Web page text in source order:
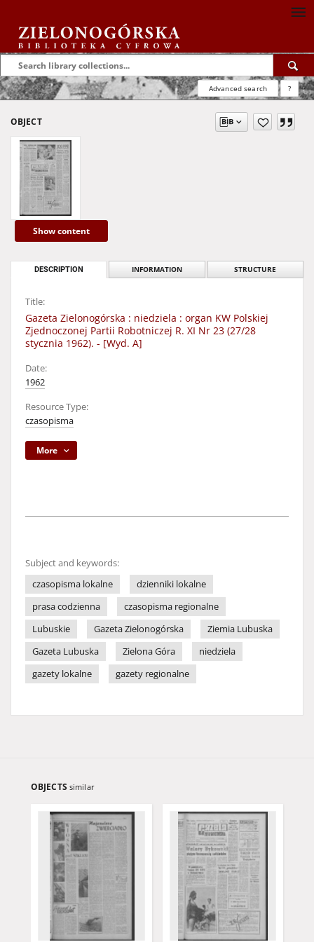
Advanced search ?
OBJECT
Show content
DESCRIPTION INFORMATION STRUCTURE
Title:
Gazeta Zielonogórska : niedziela : organ KW Polskiej
Zjednoczonej Partii Robotniczej R. XI Nr 23 (27/28
stycznia 1962). - [Wyd. A]
Date:
1962
Resource Type:
czasopisma
More
Subject and keywords:
czasopisma lokalne
dzienniki lokalne
prasa codzienna
czasopisma regionalne
Lubuskie
Gazeta Zielonogórska
Ziemia Lubuska
Gazeta Lubuska
Zielona Góra
niedziela
gazety lokalne
gazety regionalne
OBJECTS similar